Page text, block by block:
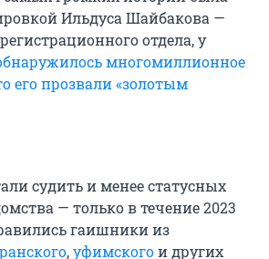
Ильдуса Шайбакова —
отдела, у
многомиллионное
его прозвали «золотым
судить и менее статусных
— только в течение 2023
гаишники из
,уфимскогои других